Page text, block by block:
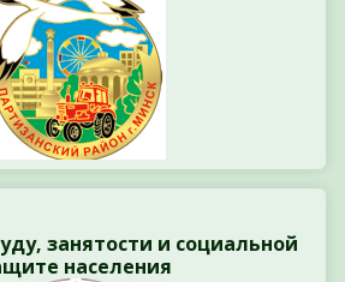
занятости и социальной
населения